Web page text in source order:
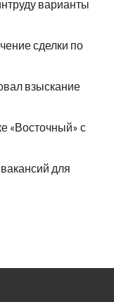
варианты
сделки по
взыскание
«Восточный» с
для